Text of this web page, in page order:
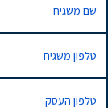
שם משגיח
טלפון משגיח
טלפון העסק